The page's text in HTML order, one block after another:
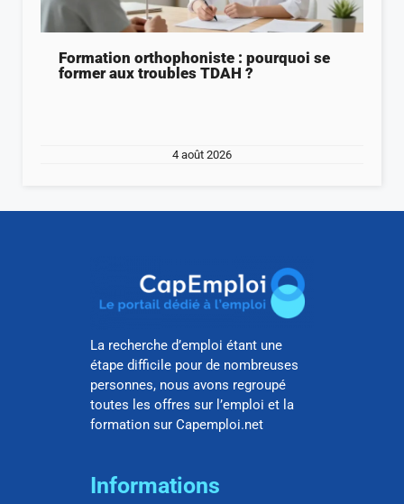
Formation orthophoniste : pourquoi se
former aux troubles TDAH ?
4 août 2026
La recherche d’emploi étant une
étape difficile pour de nombreuses
personnes, nous avons regroupé
toutes les offres sur l’emploi et la
formation sur Capemploi.net
Informations